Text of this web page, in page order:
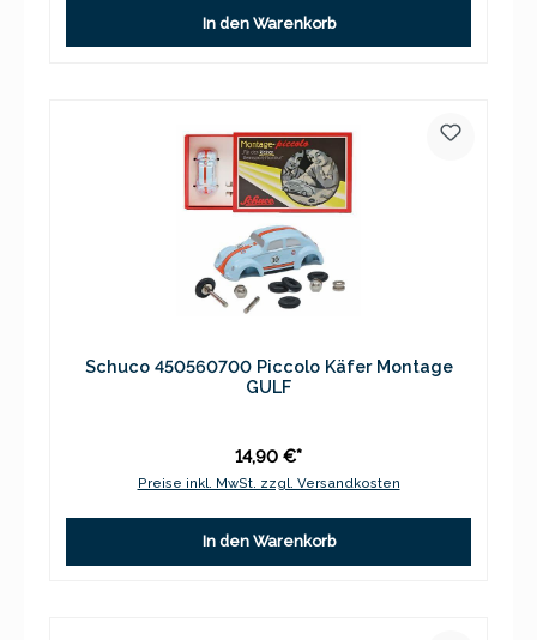
In den Warenkorb
Schuco 450560700 Piccolo Käfer Montage
GULF
14,90 €*
Preise inkl. MwSt. zzgl. Versandkosten
In den Warenkorb